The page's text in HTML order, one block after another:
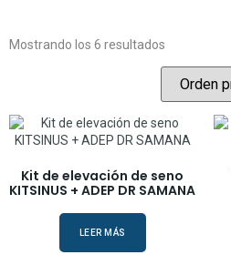
Mostrando los 6 resultados
Kit de elevación de seno
KITSINUS + ADEP DR SAMANA
LEER MÁS